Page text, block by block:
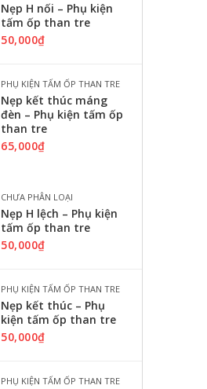
Nẹp H nối – Phụ kiện
tấm ốp than tre
50,000₫
PHỤ KIỆN TẤM ỐP THAN TRE
Nẹp kết thúc máng
đèn – Phụ kiện tấm ốp
than tre
65,000₫
CHƯA PHÂN LOẠI
Nẹp H lệch – Phụ kiện
tấm ốp than tre
50,000₫
PHỤ KIỆN TẤM ỐP THAN TRE
Nẹp kết thúc – Phụ
kiện tấm ốp than tre
50,000₫
PHỤ KIỆN TẤM ỐP THAN TRE